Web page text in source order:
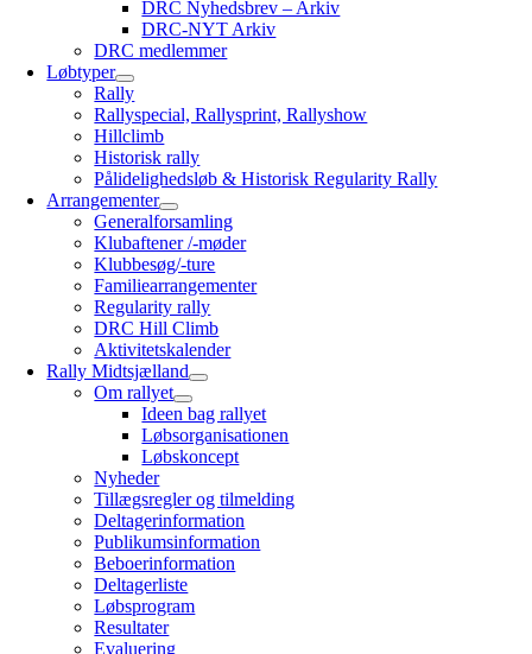
DRC Nyhedsbrev – Arkiv
DRC-NYT Arkiv
DRC medlemmer
Løbtyper
Rally
Rallyspecial, Rallysprint, Rallyshow
Hillclimb
Historisk rally
Pålidelighedsløb & Historisk Regularity Rally
Arrangementer
Generalforsamling
Klubaftener /-møder
Klubbesøg/-ture
Familiearrangementer
Regularity rally
DRC Hill Climb
Aktivitetskalender
Rally Midtsjælland
Om rallyet
Ideen bag rallyet
Løbsorganisationen
Løbskoncept
Nyheder
Tillægsregler og tilmelding
Deltagerinformation
Publikumsinformation
Beboerinformation
Deltagerliste
Løbsprogram
Resultater
Evaluering